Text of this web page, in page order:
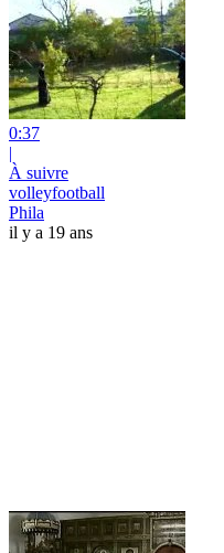
0:37
|
À suivre
volleyfootball
Phila
il y a 19 ans